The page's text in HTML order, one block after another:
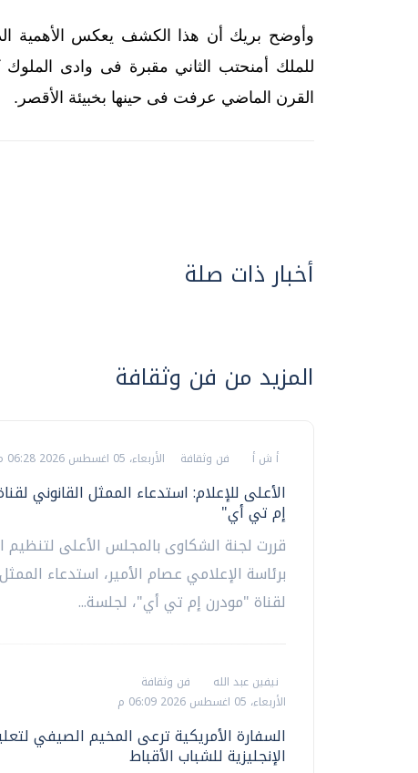
وأوضح بريك أن هذا الكشف يعكس الأهمية
للملك أمنحتب الثاني مقبرة فى وادى
القرن الماضي عرفت فى حينها بخبيئة الأقصر.
أخبار ذات صلة
المزيد من فن وثقافة
أ ش أ فن وثقافة الأربعاء، 05 اغسطس 2026 06:28 م
الأعلى للإعلام: استدعاء الممثل القانوني
إم تي أي"
قررت لجنة الشكاوى بالمجلس الأعلى لتنظيم
برئاسة الإعلامي عصام الأمير، استدعاء
لقناة "مودرن إم تي أي"، لجلسة...
نيفين عبد الله
فن وثقافة
الأربعاء، 05 اغسطس 2026 06:09 م
السفارة الأمريكية ترعى المخيم الصيفي
الإنجليزية للشباب الأقباط